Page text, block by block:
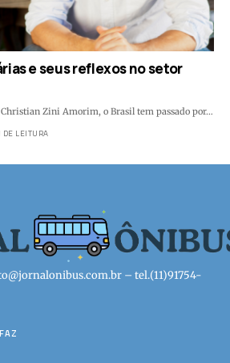
e seus reflexos no setor
Zini Amorim, o Brasil tem passado por…
LEITURA
– tel.(11)91754-